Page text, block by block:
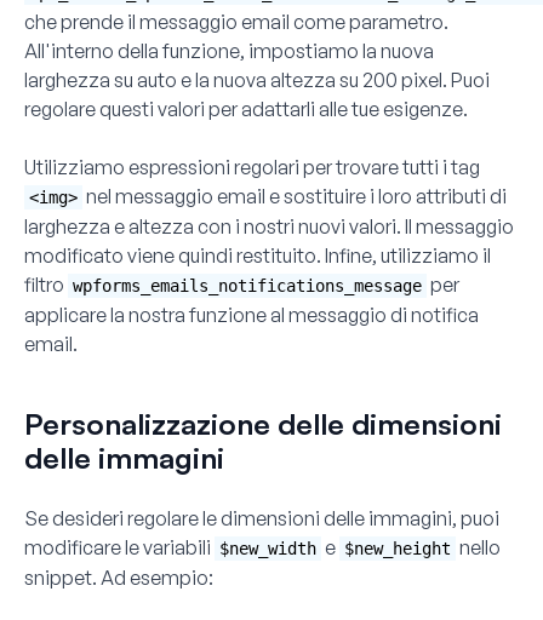
che prende il messaggio email come parametro.
All'interno della funzione, impostiamo la nuova
larghezza su auto e la nuova altezza su 200 pixel. Puoi
regolare questi valori per adattarli alle tue esigenze.
Utilizziamo espressioni regolari per trovare tutti i tag
<img> nel messaggio email e sostituire i loro attributi di
larghezza e altezza con i nostri nuovi valori. Il messaggio
modificato viene quindi restituito. Infine, utilizziamo il
filtro wpforms_emails_notifications_message per
applicare la nostra funzione al messaggio di notifica
email.
Personalizzazione delle dimensioni
delle immagini
Se desideri regolare le dimensioni delle immagini, puoi
modificare le variabili $new_width e $new_height nello
snippet. Ad esempio: